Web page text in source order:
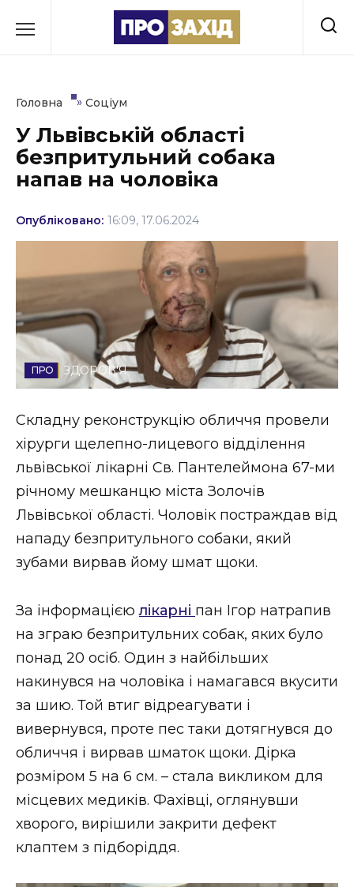
до
Культура
Освіта
Події
Спорт
Стиль життя
Втрачений Ужгород (відеоверсія)
ЗАКАРПАТСЬКІ НОВИНИ
ФОТО
ВІДЕО
Головна » Соціум
У Львівській області
безпритульний собака
напав на чоловіка
Опубліковано: 16:09, 17.06.2024
ЗДОРОВ'Я
Складну реконструкцію обличчя провели
хірурги щелепно-лицевого відділення
львівської лікарні Св. Пантелеймона 67-ми
річному мешканцю міста Золочів
Львівської області. Чоловік постраждав від
нападу безпритульного собаки, який
зубами вирвав йому шмат щоки.
За інформацієюлікарні пан Ігор натрапив
на зграю безпритульних собак, яких було
понад 20 осіб. Один з найбільших
накинувся на чоловіка і намагався вкусити
за шию. Той втиг відреагувати і
вивернувся, проте пес таки дотягнувся до
обличчя і вирвав шматок щоки. Дірка
розміром 5 на 6 см. – стала викликом для
місцевих медиків. Фахівці, оглянувши
хворого, вирішили закрити дефект
клаптем з підборіддя.